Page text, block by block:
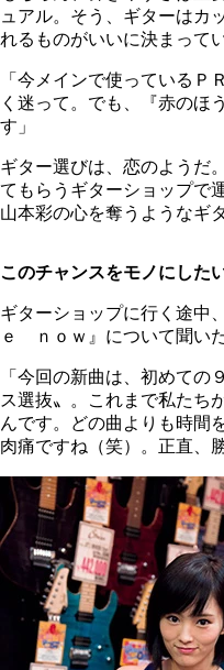
ュアル。そう、ギターはカ
れるものがいいに決まって
「今メインで使っているＰ
く迷って。でも、『赤のほ
す」
ギター選びは、恋のようだ
てもらうギターショップで
山本彩の心を奪うようなギ
このチャンスをモノにした
ギターショップに行く途中
ｅ ｎｏｗ』について聞いた
「今回の新曲は、初めての
ス選抜〟。これまで私たち
んです。どの曲よりも時間
肉痛ですね（笑）。正直、